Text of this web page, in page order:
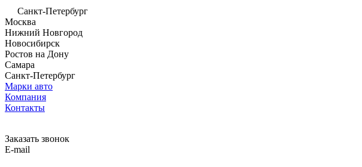
Санкт-Петербург
Москва
Нижний Новгород
Новосибирск
Ростов на Дону
Самара
Санкт-Петербург
Марки авто
Компания
Контакты
Заказать звонок
E-mail